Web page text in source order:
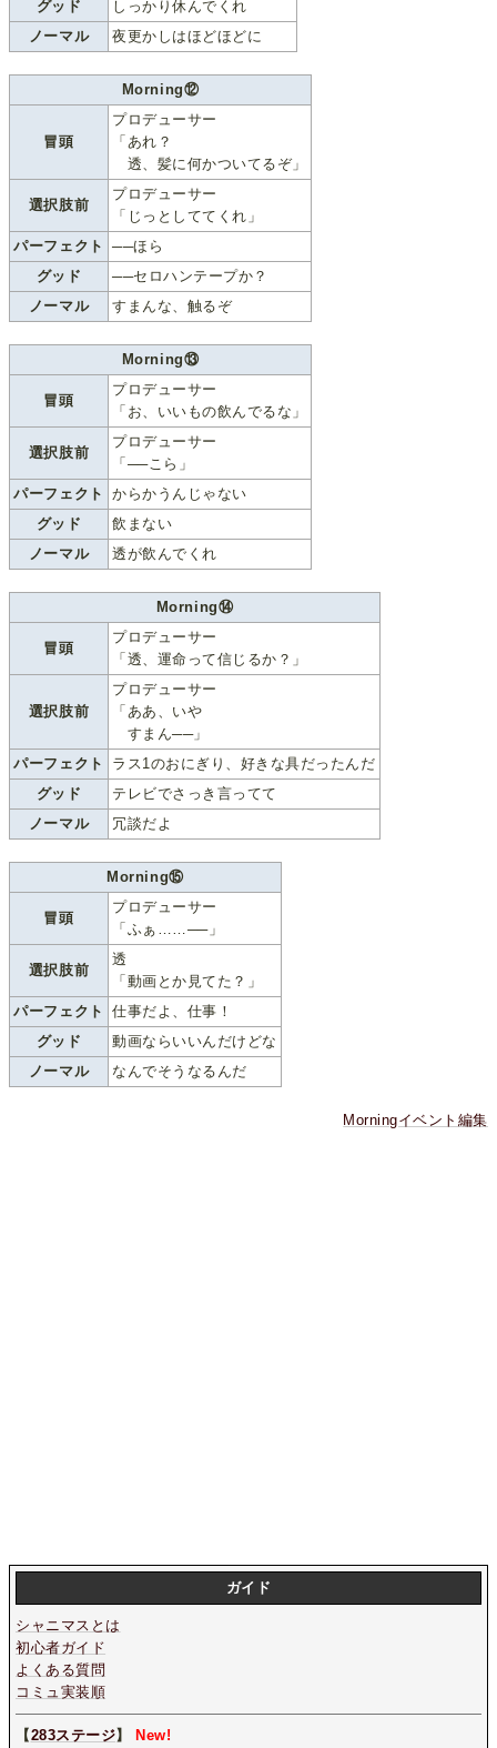
グッド
しっかり休んでくれ
ノーマル
夜更かしはほどほどに
Morning⑫
冒頭
プロデューサー
「あれ？
透、髪に何かついてるぞ」
選択肢前
プロデューサー
「じっとしててくれ」
パーフェクト
──ほら
グッド
──セロハンテープか？
ノーマル
すまんな、触るぞ
Morning⑬
冒頭
プロデューサー
「お、いいもの飲んでるな」
選択肢前
プロデューサー
「──こら」
パーフェクト
からかうんじゃない
グッド
飲まない
ノーマル
透が飲んでくれ
Morning⑭
冒頭
プロデューサー
「透、運命って信じるか？」
選択肢前
プロデューサー
「ああ、いや
すまん──」
パーフェクト
ラス1のおにぎり、好きな具だったんだ
グッド
テレビでさっき言ってて
ノーマル
冗談だよ
Morning⑮
冒頭
プロデューサー
「ふぁ……──」
選択肢前
透
「動画とか見てた？」
パーフェクト
仕事だよ、仕事！
グッド
動画ならいいんだけどな
ノーマル
なんでそうなるんだ
Morningイベント編集
ガイド
シャニマスとは
初心者ガイド
よくある質問
コミュ実装順
【283ステージ】 New!